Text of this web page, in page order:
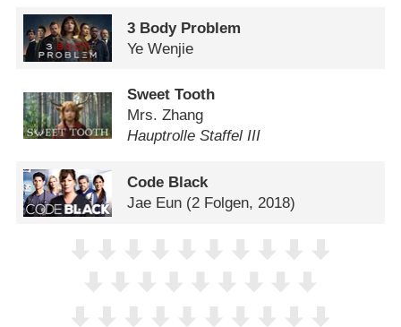
3 Body Problem
Ye Wenjie
Sweet Tooth
Mrs. Zhang
Hauptrolle Staffel III
Code Black
Jae Eun (2 Folgen, 2018)